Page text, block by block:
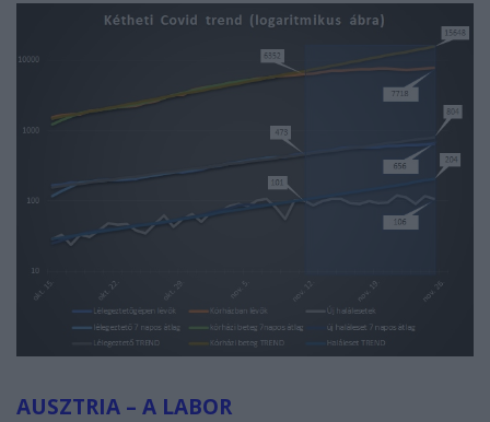
AUSZTRIA – A LABOR